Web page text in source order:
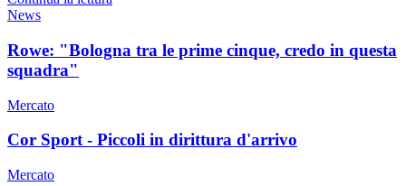
News
Rowe: "Bologna tra le prime cinque, credo in questa
squadra"
Mercato
Cor Sport - Piccoli in dirittura d'arrivo
Mercato